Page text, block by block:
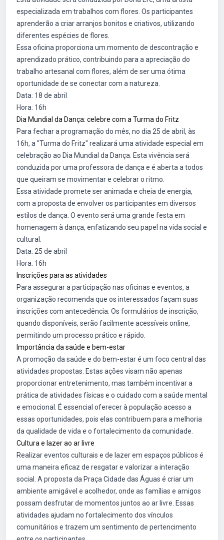
especializada em trabalhos com flores. Os participantes
aprenderão a criar arranjos bonitos e criativos, utilizando
diferentes espécies de flores.
Essa oficina proporciona um momento de descontração e
aprendizado prático, contribuindo para a apreciação do
trabalho artesanal com flores, além de ser uma ótima
oportunidade de se conectar com a natureza.
Data: 18 de abril
Hora: 16h
Dia Mundial da Dança: celebre com a Turma do Fritz
Para fechar a programação do mês, no dia 25 de abril, às
16h, a "Turma do Fritz" realizará uma atividade especial em
celebração ao Dia Mundial da Dança. Esta vivência será
conduzida por uma professora de dança e é aberta a todos
que queiram se movimentar e celebrar o ritmo.
Essa atividade promete ser animada e cheia de energia,
com a proposta de envolver os participantes em diversos
estilos de dança. O evento será uma grande festa em
homenagem à dança, enfatizando seu papel na vida social e
cultural.
Data: 25 de abril
Hora: 16h
Inscrições para as atividades
Para assegurar a participação nas oficinas e eventos, a
organização recomenda que os interessados façam suas
inscrições com antecedência. Os formulários de inscrição,
quando disponíveis, serão facilmente acessíveis online,
permitindo um processo prático e rápido.
Importância da saúde e bem-estar
A promoção da saúde e do bem-estar é um foco central das
atividades propostas. Estas ações visam não apenas
proporcionar entretenimento, mas também incentivar a
prática de atividades físicas e o cuidado com a saúde mental
e emocional. É essencial oferecer à população acesso a
essas oportunidades, pois elas contribuem para a melhoria
da qualidade de vida e o fortalecimento da comunidade.
Cultura e lazer ao ar livre
Realizar eventos culturais e de lazer em espaços públicos é
uma maneira eficaz de resgatar e valorizar a interação
social. A proposta da Praça Cidade das Águas é criar um
ambiente amigável e acolhedor, onde as famílias e amigos
possam desfrutar de momentos juntos ao ar livre. Essas
atividades ajudam no fortalecimento dos vínculos
comunitários e trazem um sentimento de pertencimento